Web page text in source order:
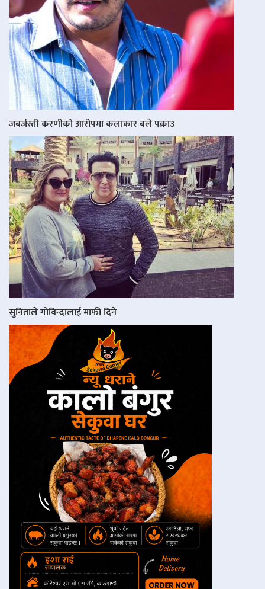
जबर्जस्ती करणीको आरोपमा कलाकार बले पक्राउ
सुनिताले गोविन्दालाई माफी दिने